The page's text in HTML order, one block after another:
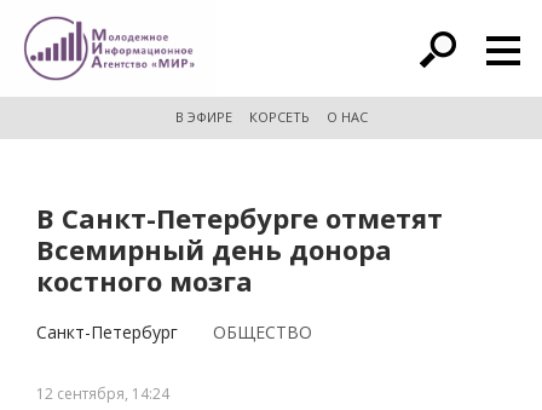
расширенный поиск
В ЭФИРЕ КОРСЕТЬ О НАС
В Санкт-Петербурге отметят
Всемирный день донора
костного мозга
Санкт-Петербург ОБЩЕСТВО
12 сентября, 14:24